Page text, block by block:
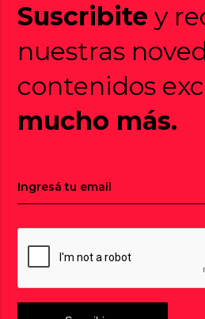
Suscribite y
nuestras
contenidos
mucho más.